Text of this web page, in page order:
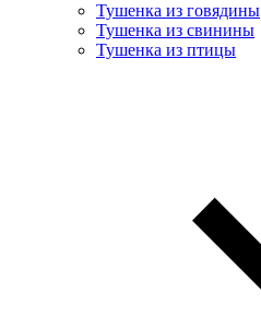
Тушенка из говядины
Тушенка из свинины
Тушенка из птицы